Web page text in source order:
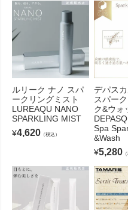
ルリーク ナノ スパ
ークリングミスト
LUREAQU NANO
SPARKLING MIST
¥4,620 （税込）
デパス
スパー
ク&ウォ
Spa
&Wash
¥5,280